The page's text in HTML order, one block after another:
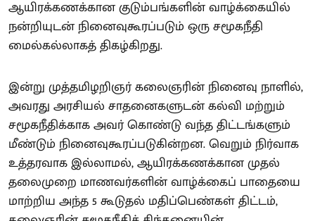
ஆயிரக்கணக்கான குடும்பங்களின் வாழ்க்கையில்
நன்றியுடன் நினைவுகூரப்படும் ஒரு சமூகநீதி
மைல்கல்லாகத் திகழ்கிறது.
இன்று முத்தமிழறிஞர் கலைஞரின் நினைவு நாளில்,
அவரது அரசியல் சாதனைகளுடன் கல்வி மற்றும்
சமூகநீதிக்காக அவர் கொண்டு வந்த திட்டங்களும்
மீண்டும் நினைவுகூரப்படுகின்றன. வெறும் நிர்வாக
உத்தரவாக இல்லாமல், ஆயிரக்கணக்கான முதல்
தலைமுறை மாணவர்களின் வாழ்க்கைப் பாதையை
மாற்றிய அந்த 5 கூடுதல் மதிப்பெண்கள் திட்டம்,